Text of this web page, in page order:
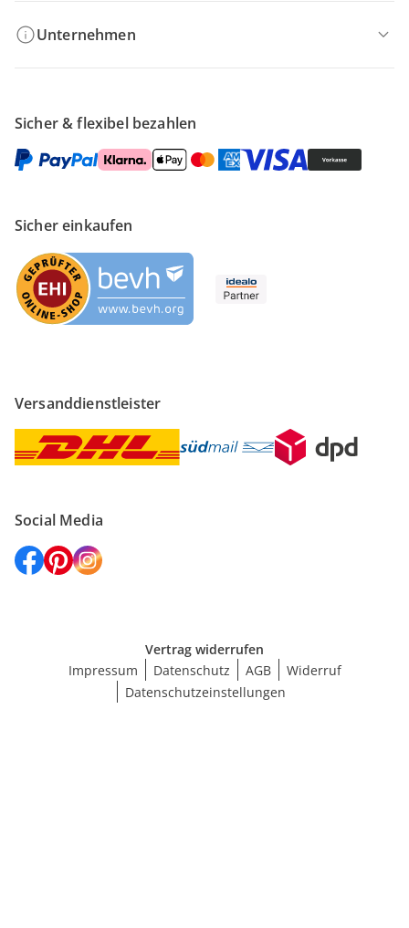
Unternehmen
Sicher & flexibel bezahlen
Sicher einkaufen
Versanddienstleister
Social Media
Vertrag widerrufen
Impressum
Datenschutz AGB
Widerruf
Datenschutzeinstellungen